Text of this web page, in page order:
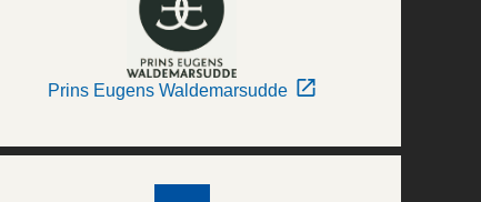
Prins Eugens Waldemarsudde